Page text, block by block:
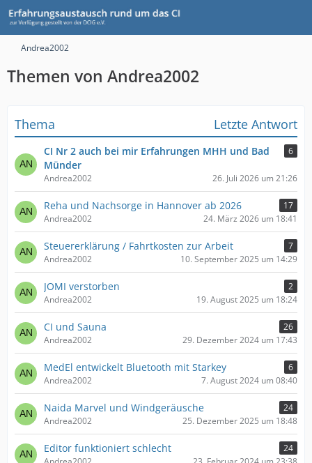
Andrea2002
Themen von Andrea2002
Thema Letzte Antwort
CI Nr 2 auch bei mir Erfahrungen MHH und Bad
Münder
6
Andrea2002 26. Juli 2026 um 21:26
Reha und Nachsorge in Hannover ab 2026
17
Andrea2002
24. März 2026 um 18:41
Steuererklärung / Fahrtkosten zur Arbeit
7
Andrea2002
10. September 2025 um 14:29
JOMI verstorben
2
Andrea2002
19. August 2025 um 18:24
CI und Sauna
26
Andrea2002
29. Dezember 2024 um 17:43
MedEl entwickelt Bluetooth mit Starkey
6
Andrea2002
7. August 2024 um 08:40
Naida Marvel und Windgeräusche
24
Andrea2002
25. Dezember 2025 um 18:48
Editor funktioniert schlecht
24